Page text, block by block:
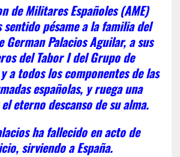
de Militares Españoles (AME)
sentido pésame a la familia del
German Palacios Aguilar, a sus
del Tabor I del Grupo de
a todos los componentes de las
españolas, y ruega una
eterno descanso de su alma.
ha fallecido en acto de
sirviendo a España.